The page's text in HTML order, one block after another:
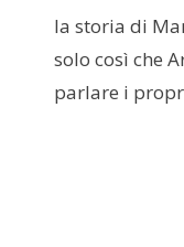
la storia di
solo così che
parlare i